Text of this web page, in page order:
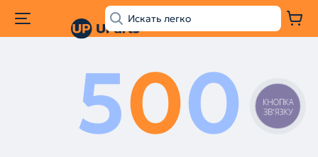
500
КНОПКА
ЗВ'ЯЗКУ